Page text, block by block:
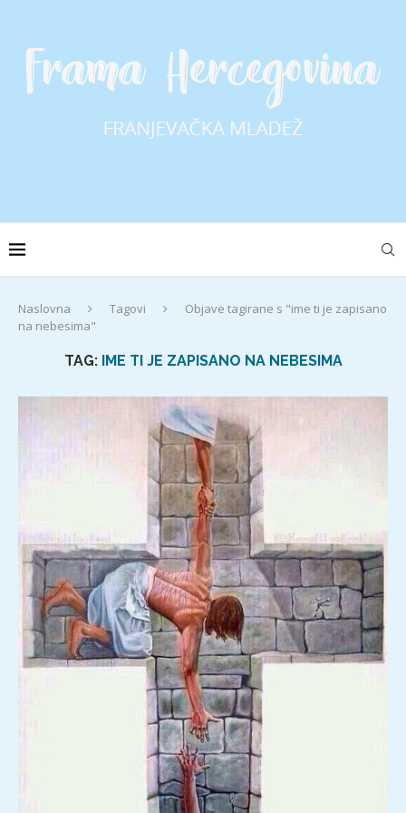
Naslovna Tagovi
Objave tagirane s "ime ti je zapisano
na nebesima"
TAG: IME TI JE ZAPISANO NA NEBESIMA